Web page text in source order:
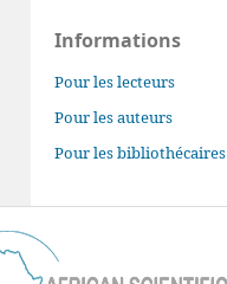
Informations
Pour les lecteurs
Pour les auteurs
Pour les bibliothécaires